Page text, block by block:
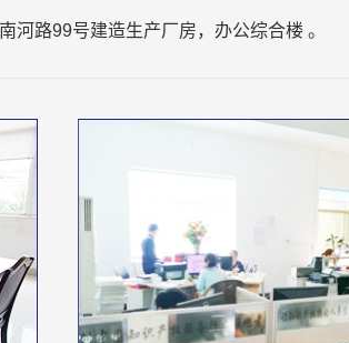
河路99号建造生产厂房，办公综合楼 。